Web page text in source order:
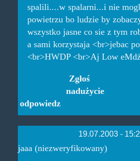
spalili....w spalarni...i nie
powietrzu bo ludzie by
wszystko jasne co sie z tym
a sami korzystaja <br>jebac
<br>HWDP <br>Aj Low
odpowiedz
Zgłoś
nadużycie
19.07.2003 -
jaaa (niezweryfikowany)